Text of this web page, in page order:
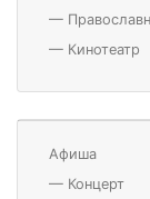
—
— Кинотеатр
Афиша
— Концерт